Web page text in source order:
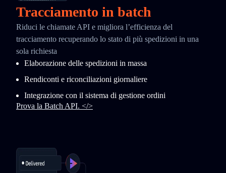
Tracciamento in batch
Riduci le chiamate API e migliora l’efficienza del
tracciamento recuperando lo stato di più spedizioni in una
sola richiesta
Elaborazione delle spedizioni in massa
Rendiconti e riconciliazioni giornaliere
Integrazione con il sistema di gestione ordini
Prova la Batch API. </>